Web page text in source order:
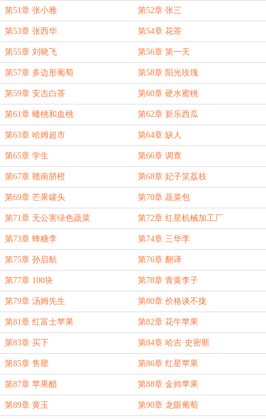
第51章 张小雅 第52章 张三
第53章 张西华 第54章 花茶
第55章 刘晓飞 第56章 第一天
第57章 多边形葡萄 第58章 阳光玫瑰
第59章 安吉白茶 第60章 硬水蜜桃
第61章 蟠桃和血桃 第62章 新乐西瓜
第63章 哈姆超市 第64章 缺人
第65章 学生 第66章 调查
第67章 赣南脐橙 第68章 妃子笑荔枝
第69章 芒果罐头 第70章 蔬菜包
第71章 无公害绿色蔬菜 第72章 红星机械加工厂
第73章 蜂糖李 第74章 三华李
第75章 孙启航 第76章 翻译
第77章 100块 第78章 青黄李子
第79章 汤姆先生 第80章 价格谈不拢
第81章 红富士苹果 第82章 花牛苹果
第83章 买下 第84章 哈吉·史密斯
第85章 售罄 第86章 红星苹果
第87章 苹果醋 第88章 金帅苹果
第89章 黄玉 第90章 龙眼葡萄